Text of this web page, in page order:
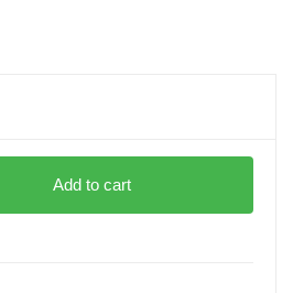
Add to cart